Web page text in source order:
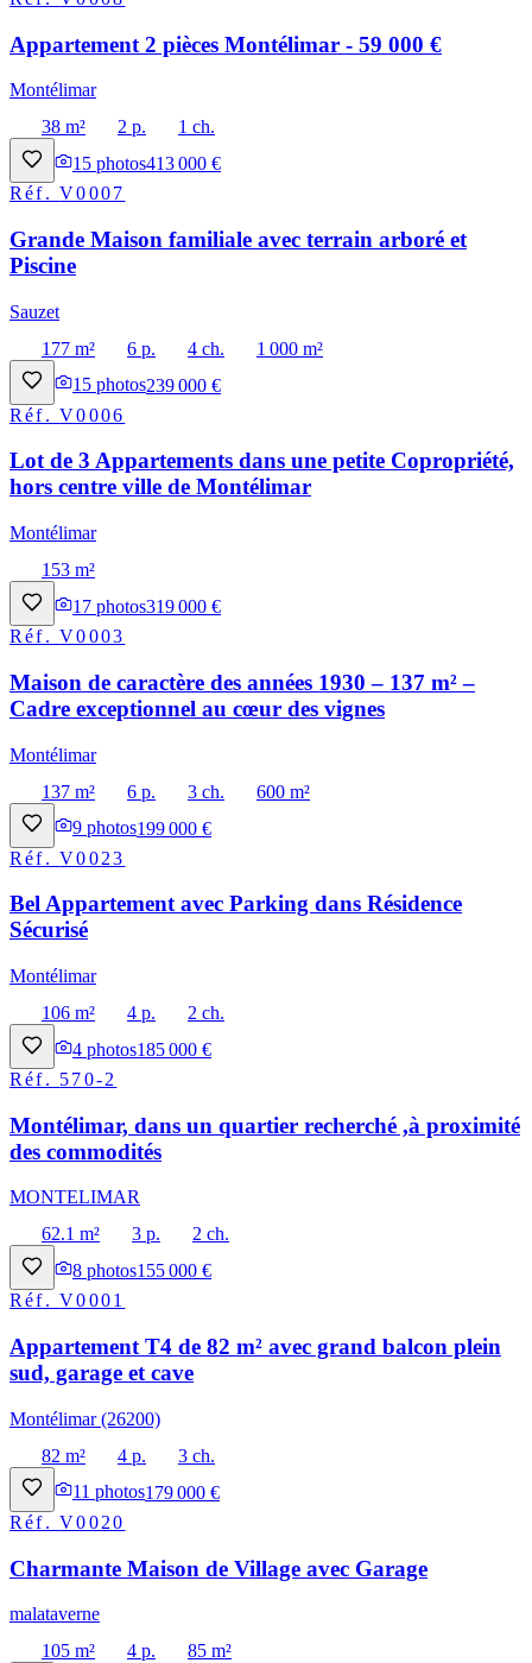
Appartement 2 pièces Montélimar - 59 000 €
Montélimar
38 m²
2 p.
1 ch.
15 photos413 000 €
Réf.V0007
Grande Maison familiale avec terrain arboré et
Piscine
Sauzet
177 m²
6 p. 4 ch.
1 000 m²
15 photos239 000 €
Réf.V0006
Lot de 3 Appartements dans une petite Copropriété,
hors centre ville de Montélimar
Montélimar
153 m²
17 photos319 000 €
Réf.V0003
Maison de caractère des années 1930 – 137 m² –
Cadre exceptionnel au cœur des vignes
Montélimar
137 m²
6 p. 3 ch.
600 m²
9 photos199 000 €
Réf.V0023
Bel Appartement avec Parking dans Résidence
Sécurisé
Montélimar
106 m²
4 p.
2 ch.
4 photos185 000 €
Réf. 570-2
Montélimar, dans un quartier recherché ,à proximité
des commodités
MONTELIMAR
62.1 m²
3 p.
2 ch.
8 photos155 000 €
Réf.V0001
Appartement T4 de 82 m² avec grand balcon plein
sud, garage et cave
Montélimar (26200)
82 m²
4 p.
3 ch.
11 photos179 000 €
Réf.V0020
Charmante Maison de Village avec Garage
malataverne
105 m²
4 p.
85 m²